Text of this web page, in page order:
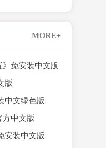
MORE+
》免安装中文版
版
版]
中文绿色版
方中文版
安装中文版